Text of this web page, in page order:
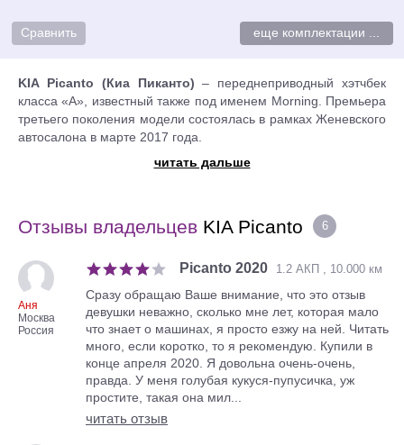
еще комплектации ...
KIA Picanto (Киа Пиканто) – переднеприводный хэтчбек
класса «А», известный также под именем Morning. Премьера
третьего поколения модели состоялась в рамках Женевского
автосалона в марте 2017 года.
прибавил в длине, бамперы изменили свою архитектуру, а
диодным наполнением. Для тех, кто хочет еще больше
выделиться из толпы, предлагается версия GT Line с
агрессивным спортивным обвесом, задним спойлером и
крупными колесными дисками фирменного дизайна.
Построенный на новой платформе, автомобиль стал
длиннее предшественника и его габаритные размеры Д/Ш/В
теперь составляют 3595/1595/1485 мм соответственно,
колесная база также увеличилась до 2400 мм. Благодаря
этому полезный объем багажного отделения увеличился с
200 до 255 литров, а при сложенных спинках заднего ряда
читать дальше
Отзывы владельцев KIA Picanto 6
Аня
Москва
Россия
Picanto 2020 1.2 АКП , 10.000 км
Сразу обращаю Ваше внимание, что это отзыв
девушки неважно, сколько мне лет, которая мало
что знает о машинах, я просто езжу на ней. Читать
много, если коротко, то я рекомендую. Купили в
конце апреля 2020. Я довольна очень-очень,
правда. У меня голубая кукуся-пупусичка, уж
простите, такая она мил...
читать отзыв